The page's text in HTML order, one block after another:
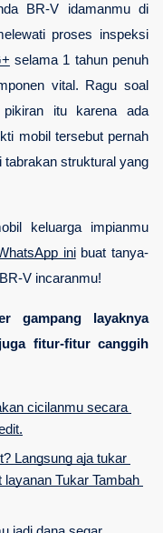
BR-V idamanmu di
proses inspeksi
selama 1 tahun penuh
vital. Ragu soal
pikiran itu karena ada
mobil tersebut pernah
tabrakan struktural yang
keluarga impianmu
ini buat tanya-
V incaranmu!
gampang layaknya
fitur-fitur canggih
cicilanmu secara
Langsung aja tukar
Tukar Tambah